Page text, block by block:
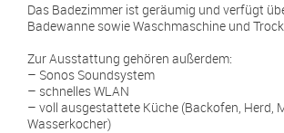
Das Badezimmer ist geräumig und verfügt
Badewanne sowie Waschmaschine und
Zur Ausstattung gehören außerdem:
– Sonos Soundsystem
– schnelles WLAN
– voll ausgestattete Küche (Backofen, Herd,
Wasserkocher)